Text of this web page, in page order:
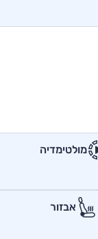
מולטימדיה
אבזור